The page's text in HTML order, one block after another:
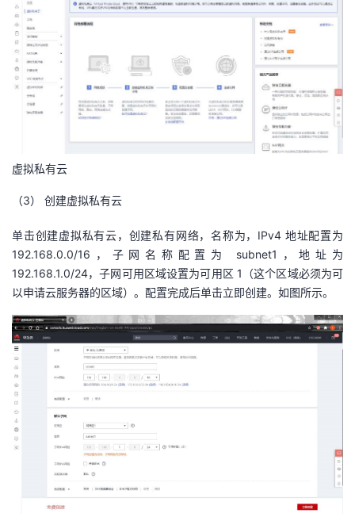
我
的
博
我
的
我
子
直
播
的
活
动
我
的
关
注
我
的
开
我
的
Programs
我
虚拟私有云
（3） 创建虚拟私有云
单击创建虚拟私有云，创建私有网络，名称为，IPv4 地址配置为
192.168.0.0/16，子网名称配置为 subnet1，地址为
192.168.1.0/24，子网可用区域设置为可用区 1（这个区域必须为可
以申请云服务器的区域）。配置完成后单击立即创建。如图所示。